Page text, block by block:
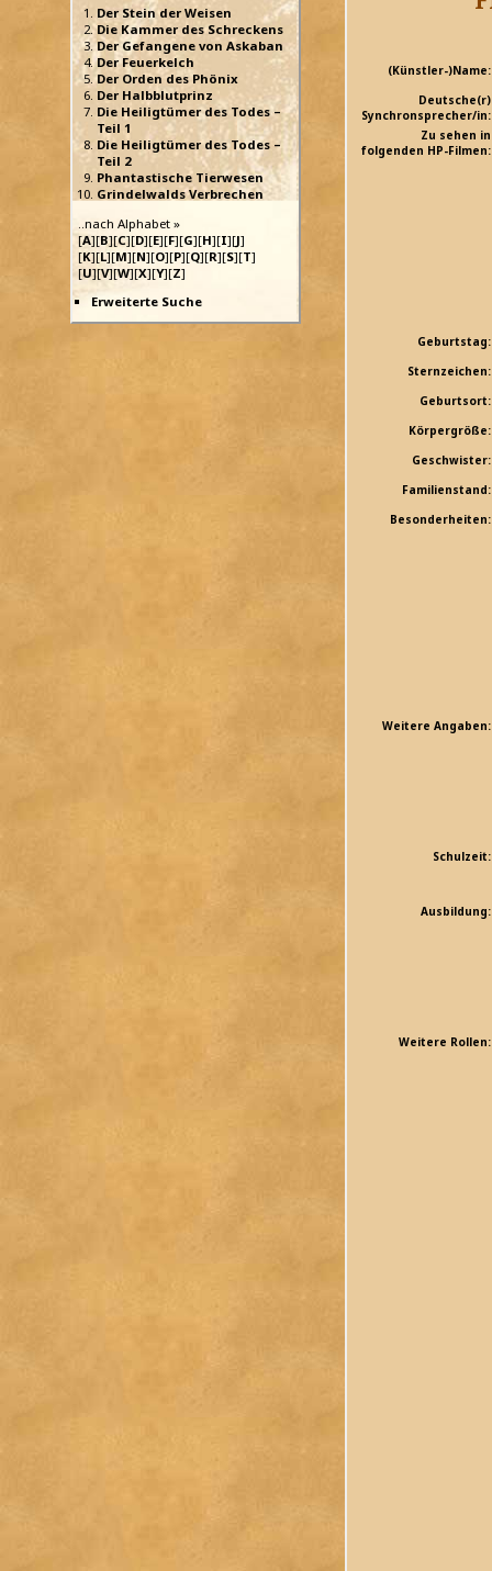
Der Stein der Weisen
Die Kammer des Schreckens
Der Gefangene von Askaban
Der Feuerkelch
Der Orden des Phönix
Der Halbblutprinz
Die Heiligtümer des Todes –
Teil 1
Die Heiligtümer des Todes –
Teil 2
Phantastische Tierwesen
Grindelwalds Verbrechen
..nach Alphabet »
[A][B][C][D][E][F][G][H][I][J]
[K][L][M][N][O][P][Q][R][S][T]
[U][V][W][X][Y][Z]
Erweiterte Suche
(Künstler-)Name:
Deutsche(r)
Synchronsprecher/in:
Zu sehen in
folgenden HP-Filmen:
Geburtstag:
Sternzeichen:
Geburtsort:
Körpergröße:
Geschwister:
Familienstand:
Besonderheiten:
Weitere Angaben:
Schulzeit:
Ausbildung:
Weitere Rollen: